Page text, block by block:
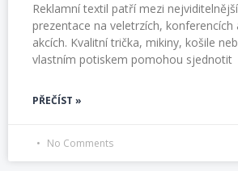
Reklamní textil patří mezi
prezentace na veletrzích, konferencích
akcích. Kvalitní trička, mikiny, košile
vlastním potiskem pomohou sjednotit
PŘEČÍST »
No Comments